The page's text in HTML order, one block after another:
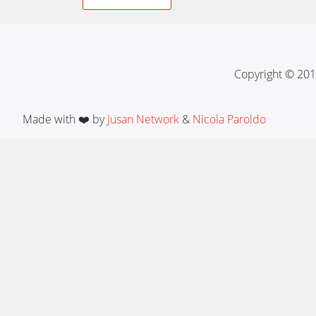
Copyright ©
Made with ❤️ byJusan Network & Nicola Paroldo